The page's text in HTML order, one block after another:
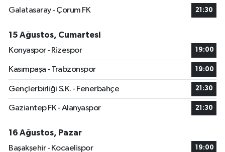
Galatasaray - Çorum FK
21:30
15 Ağustos, Cumartesi
Konyaspor - Rizespor
19:00
Kasımpaşa - Trabzonspor 19:00
Gençlerbirliği S.K. - Fenerbahçe 21:30
Gaziantep FK - Alanyaspor 21:30
16 Ağustos, Pazar
Başakşehir - Kocaelispor
19:00